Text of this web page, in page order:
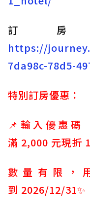
訂
https://
7da98c-78d5-
特別訂房優惠：
📌輸入優惠碼
滿 2,000 元現折
數量有限，
到 2026/12/31✨